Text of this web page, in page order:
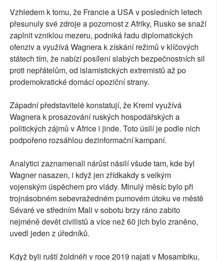
Vzhledem k tomu, že Francie a USA v posledních letech
přesunuly své zdroje a pozornost z Afriky, Rusko se snaží
zaplnit vzniklou mezeru, podniká řadu diplomatických
ofenziv a využívá Wagnera k získání režimů v klíčových
státech tím, že nabízí posílení slabých bezpečnostních sil
proti nepřátelům, od islamistických extremistů až po
prodemokratické domácí opoziční strany.
Západní představitelé konstatují, že Kreml využívá
Wagnera k prosazování ruských hospodářských a
politických zájmů v Africe i jinde. Toto úsilí je podle nich
podpořeno rozsáhlou dezinformační kampaní.
Analytici zaznamenali nárůst násilí všude tam, kde byl
Wagner nasazen, i když jen zřídkakdy s velkým
vojenským úspěchem pro vlády. Minulý měsíc bylo při
trojnásobném sebevražedném pumovém útoku ve městě
Sévaré ve středním Mali v sobotu brzy ráno zabito
nejméně devět civilistů a více než 60 jich bylo zraněno,
uvedl jeden z úředníků.
Když byli ruští žoldnéři v roce 2019 najati v Mosambiku,